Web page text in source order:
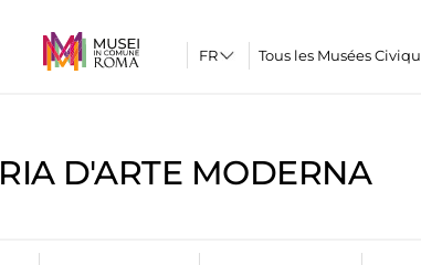
Tous les Musées
D'ARTE MODERNA